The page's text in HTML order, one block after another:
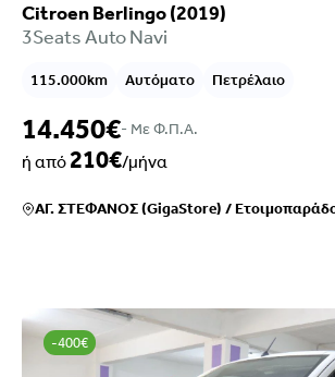
Citroen Berlingo (2019)
3Seats Auto Navi
115.000km Αυτόματο Πετρέλαιο
14.450€- Mε Φ.Π.Α.
ή από210€/μήνα
ΑΓ. ΣΤΕΦΑΝΟΣ (GigaStore) /
-400€